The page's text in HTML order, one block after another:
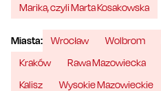
Marika, czyli Marta Kosakowska
Miasta: Wrocław Wolbrom
Kraków
Rawa Mazowiecka
Kalisz
Wysokie Mazowieckie